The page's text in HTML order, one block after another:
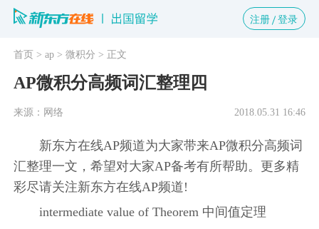
注册 登录
首页 > ap > 微积分 > 正文
AP微积分高频词汇整理四
来源：网络 2018.05.31 16:46
新东方在线AP频道为大家带来AP微积分高频词
汇整理一文，希望对大家AP备考有所帮助。更多精
彩尽请关注新东方在线AP频道!
intermediate value of Theorem 中间值定理